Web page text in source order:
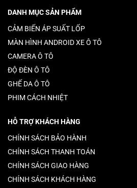
DANH MỤC SẢN PHẨM
CẢM BIẾN ÁP SUẤT LỐP
MÀN HÌNH ANDROID XE Ô TÔ
CAMERA Ô TÔ
ĐỘ ĐÈN Ô TÔ
GHẾ DA Ô TÔ
PHIM CÁCH NHIỆT
HỖ TRỢ KHÁCH HÀNG
CHÍNH SÁCH BẢO HÀNH
CHÍNH SÁCH THANH TOÁN
CHÍNH SÁCH GIAO HÀNG
CHÍNH SÁCH KHÁCH HÀNG